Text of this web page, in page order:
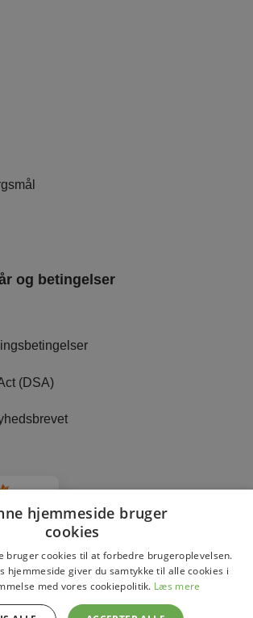
og betingelser
(DSA)
2026 © DaviBikes.dk
hjemmeside bruger
cookies
bruger cookies til at forbedre brugeroplevelsen.
hjemmeside giver du samtykke til alle cookies i
med vores cookiepolitik. Læs mere